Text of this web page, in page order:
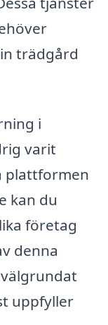
trädgård
i
varit
plattformen
kan du
företag
denna
uppfyller